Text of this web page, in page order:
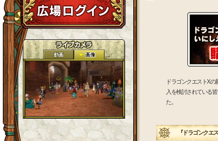
ドラゴンクエストX
入を検討されている
た。
『ドラゴンクエ